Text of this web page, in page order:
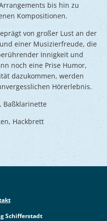
bis hin zu
Kompositionen.
von großer Lust an der
einer Musizierfreude, die
Innigkeit und
noch eine Prise Humor,
dazukommen, werden
Hörerlebnis.
Baßklarinette
Hackbrett
Schifferstadt